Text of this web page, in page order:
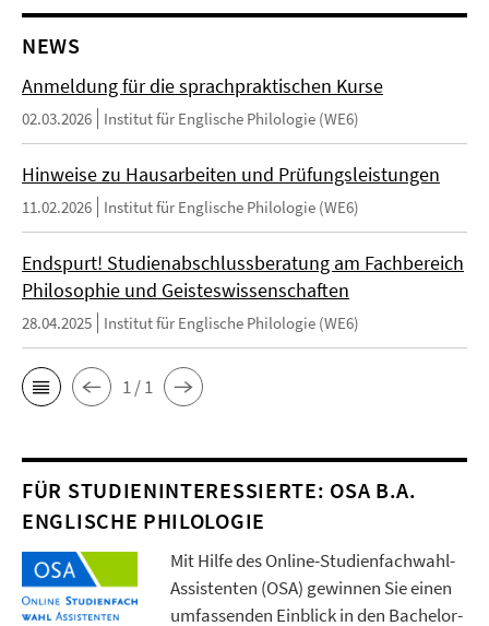
NEWS
Anmeldung für die sprachpraktischen Kurse
02.03.2026 Institut für Englische Philologie (WE6)
Hinweise zu Hausarbeiten und Prüfungsleistungen
11.02.2026 Institut für Englische Philologie (WE6)
Endspurt! Studienabschlussberatung am Fachbereich
Philosophie und Geisteswissenschaften
28.04.2025 Institut für Englische Philologie (WE6)
1 / 1
FÜR STUDIENINTERESSIERTE: OSA B.A.
ENGLISCHE PHILOLOGIE
Mit Hilfe des Online-Studienfachwahl-
Assistenten (OSA) gewinnen Sie einen
umfassenden Einblick in den Bachelor-